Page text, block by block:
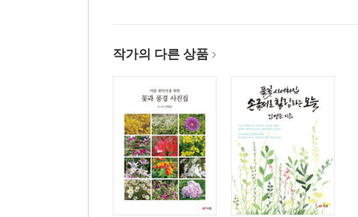
애기똥풀_2005
불두화_2005
붓꽃, 등심붓꽃_2005
금낭화_2005
데이지_2005
Part 2 여름 - 열정과 생명력
작가의 다른 상품